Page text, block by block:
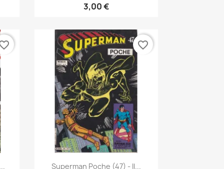
3,00 €
Pikakatselu
Superman Poche (47) - Il...
favorite_border